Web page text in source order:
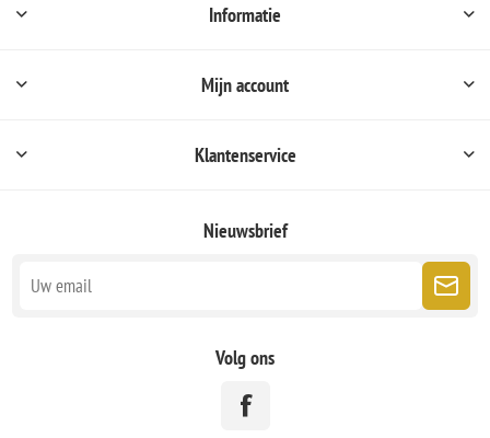
Informatie
Mijn account
Klantenservice
Nieuwsbrief
Volg ons